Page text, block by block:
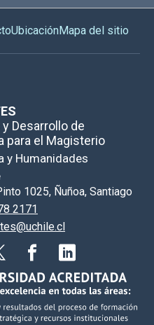
UbicaciónMapa del sitio
Desarrollo de
para el Magisterio
y Humanidades
1025, Ñuñoa, Santiago
2171